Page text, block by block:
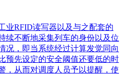
业RFID读写器以及与之配套的
续不断地采集列车的身份以及位
况，即当系统经过计算发觉同向
预先设定的安全阈值还要低的时
，从而对调度人员予以提醒，使